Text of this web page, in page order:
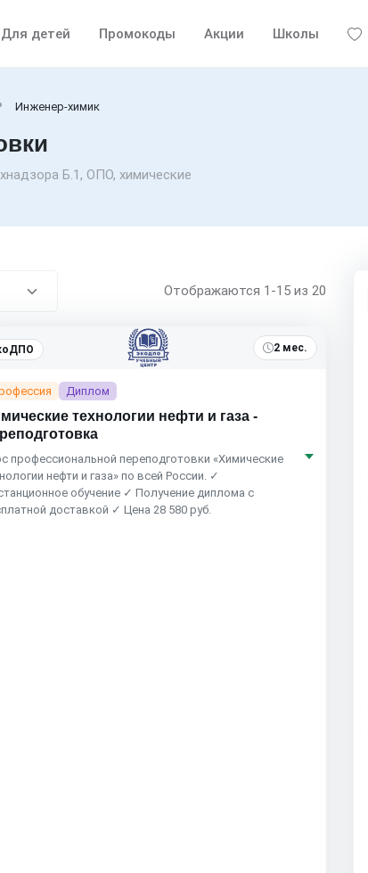
Для детей Промокоды Акции Школы
Инженер-химик
Б.1, ОПО, химические
Отображаются 1-15 из 20
2 мес.
Диплом
технологии нефти и газа -
профессиональной переподготовки «Химические
нефти и газа» по всей России. ✓
обучение ✓ Получение диплома с
доставкой ✓ Цена 28 580 руб.